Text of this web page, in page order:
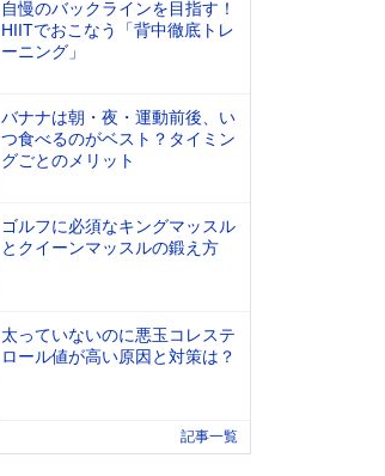
自慢のバックラインを目指す！
HIITでおこなう「背中徹底トレ
ーニング」
バナナは朝・夜・運動前後、い
つ食べるのがベスト？タイミン
グごとのメリット
ゴルフに必須なキングマッスル
とクイーンマッスルの鍛え方
太っていないのに悪玉コレステ
ロール値が高い原因と対策は？
記事一覧